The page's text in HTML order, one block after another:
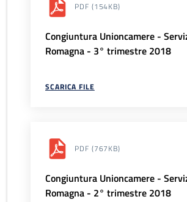
PDF (154KB)
Congiuntura Unioncamere -
Romagna - 3° trimestre 2018
SCARICA FILE
PDF (767KB)
Congiuntura Unioncamere -
Romagna - 2° trimestre 2018